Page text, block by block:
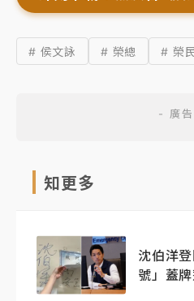
# 侯文詠 # 榮總 # 榮
知更多
沈伯洋
號」蓋